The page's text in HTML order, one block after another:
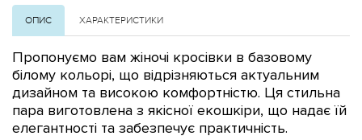
ОПИС ХАРАКТЕРИСТИКИ
Пропонуємо вам жіночі кросівки в базовому
білому кольорі, що відрізняються актуальним
дизайном та високою комфортністю. Ця стильна
пара виготовлена з якісної екошкіри, що надає їй
елегантності та забезпечує практичність.